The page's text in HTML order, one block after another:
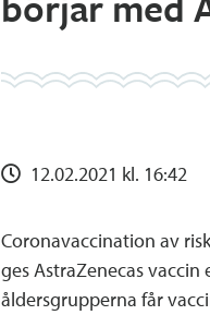
12.02.2021 kl. 16:42
Coronavaccination av
ges AstraZenecas
åldersgrupperna får